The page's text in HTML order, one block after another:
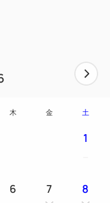
となりますこと、ご
茶器のセット、グラ
木 金 土
1
6 7 8